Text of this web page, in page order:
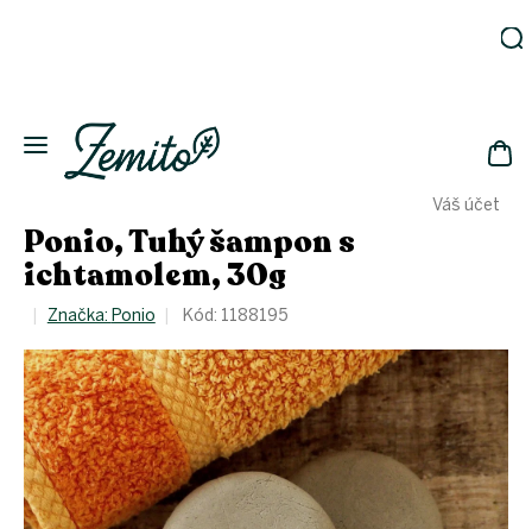
Váš účet
Eko
domácnost
Kosmetika
Eko
láhve
Akce
Zachraň
a ušetři
Novinky
Vánoce
Přihlášení
Ponio, Tuhý šampon s
ichtamolem, 30g
Značka: Ponio Kód: 1188195